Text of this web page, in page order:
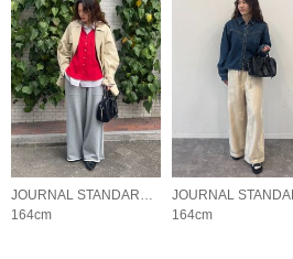
JOURNAL STANDARD LADYS
164cm
164cm